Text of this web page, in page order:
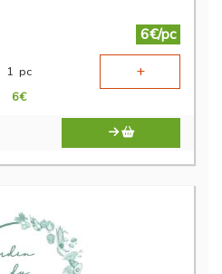
6€/pc
1 pc +
6€